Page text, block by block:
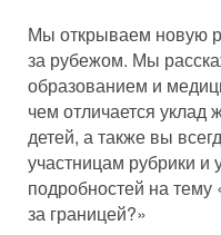
Мы открываем новую
за рубежом. Мы
образованием и
чем отличается уклад
детей, а также вы
участницам рубрики и
подробностей на
за границей?»